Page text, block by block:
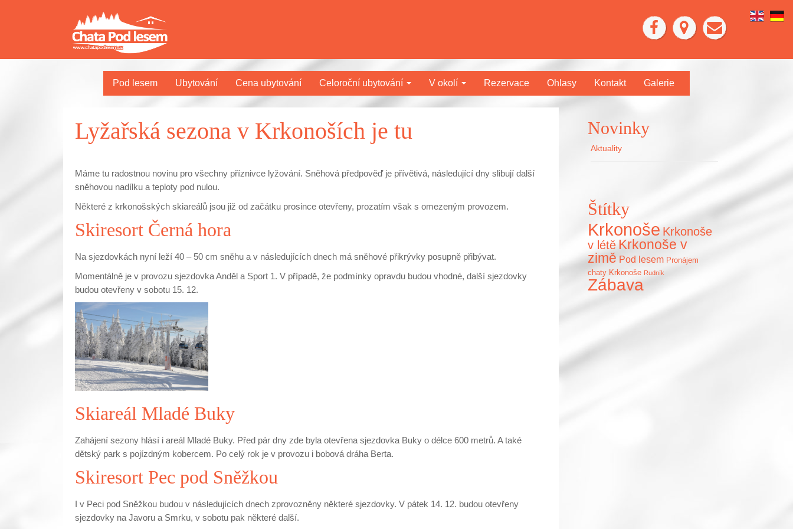
Pod lesem Ubytování Cena ubytování Celoroční ubytování V okolí Rezervace Ohlasy Kontakt Galerie
Lyžařská sezona v Krkonoších je tu
Máme tu radostnou novinu pro všechny příznivce lyžování. Sněhová předpověď je přívětivá, následující dny slibují další
sněhovou nadílku a teploty pod nulou.
Některé z krkonošských skiareálů jsou již od začátku prosince otevřeny, prozatím však s omezeným provozem.
Skiresort Černá hora
Na sjezdovkách nyní leží 40 – 50 cm sněhu a v následujících dnech má sněhové přikrývky posupně přibývat.
Momentálně je v provozu sjezdovka Anděl a Sport 1. V případě, že podmínky opravdu budou vhodné, další sjezdovky
budou otevřeny v sobotu 15. 12.
Skiareál Mladé Buky
Zahájení sezony hlásí i areál Mladé Buky. Před pár dny zde byla otevřena sjezdovka Buky o délce 600 metrů. A také
dětský park s pojízdným kobercem. Po celý rok je v provozu i bobová dráha Berta.
Skiresort Pec pod Sněžkou
I v Peci pod Sněžkou budou v následujících dnech zprovozněny některé sjezdovky. V pátek 14. 12. budou otevřeny
sjezdovky na Javoru a Smrku, v sobotu pak některé další.
Novinky
Aktuality
Štítky
Krkonoše Krkonoše
v létě Krkonoše v
zimě Pod lesem Pronájem
chaty Krkonoše Rudník
Zábava